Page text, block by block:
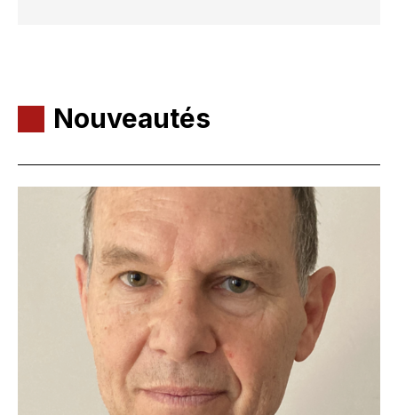
Nouveautés